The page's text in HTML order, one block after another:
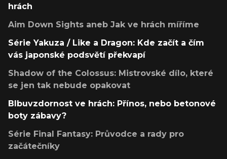
hrách
Aim Down Sights aneb Jak ve hrách míříme
Série Yakuza / Like a Dragon: Kde začít a čím
vás japonské podsvětí překvapí
Shadow of the Colossus: Mistrovské dílo, které
se jen tak nebude opakovat
Blbuvzdornost ve hrách: Přínos, nebo betonové
boty zábavy?
Série Final Fantasy: Průvodce a rady pro
začátečníky